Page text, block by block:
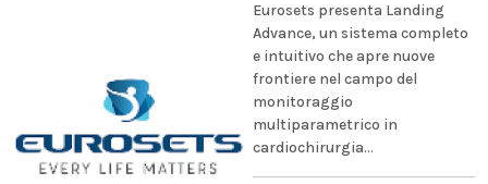
Eurosets presenta Landing
Advance, un sistema completo
e intuitivo che apre nuove
frontiere nel campo del
monitoraggio
multiparametrico in
cardiochirurgia...